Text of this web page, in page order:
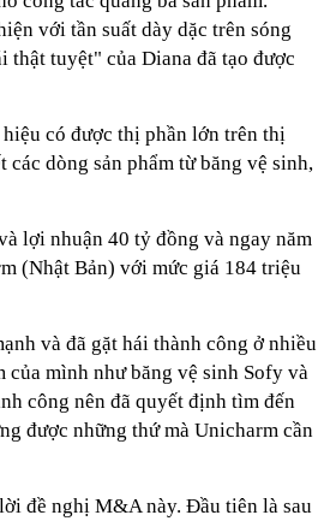
với tần suất dày dặc trên sóng
tuyệt" của Diana đã tạo được
có được thị phần lớn trên thị
dòng sản phẩm từ băng vệ sinh,
lợi nhuận 40 tỷ đồng và ngay năm
(Nhật Bản) với mức giá 184 triệu
và đã gặt hái thành công ở nhiều
mình như băng vệ sinh Sofy và
công nên đã quyết định tìm đến
được những thứ mà Unicharm cần
đề nghị M&A này. Đầu tiên là sau